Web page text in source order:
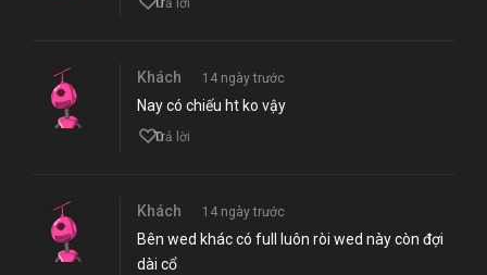
Trả lời
Khách 14 ngày trước
Nay có chiếu ht ko vậy
0
Trả lời
Khách 14 ngày trước
Bên wed khác có full luôn ròi wed này còn đợi
dài cổ